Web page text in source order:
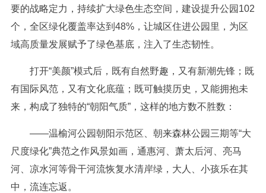
要的战略定力，持续扩大绿色生态空间，建设提升公园102
个，全区绿化覆盖率达到48%，让城区住进公园里，为区
域高质量发展赋予了绿色基底，注入了生态韧性。
打开“美颜”模式后，既有自然野趣，又有新潮先锋；既
有国际风范，又有文化底蕴；既可触摸历史，又能拥抱未
来，构成了独特的“朝阳气质”，这样的地方数不胜数：
——温榆河公园朝阳示范区、朝来森林公园三期等“大
尺度绿化”典范之作风景如画，通惠河、萧太后河、亮马
河、凉水河等骨干河流恢复水清岸绿，大人、小孩乐在其
中，流连忘返。